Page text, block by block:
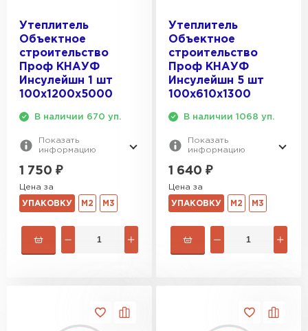
Утеплитель
Объектное
строительство
Проф КНАУФ
Инсулейшн 1 шт
100х1200х5000
В наличии 670 уп.
Показать
информацию
1 750 ₽
Цена за
УПАКОВКУ М2 М3
Утеплитель
Объектное
строительство
Проф КНАУФ
Инсулейшн 5 шт
100х610х1300
В наличии 1068 уп.
Показать
информацию
1 640 ₽
Цена за
УПАКОВКУ М2 М3
Утеплитель Isover
ПЕРЕЙТИ
Утеплитель Paroc
ПЕРЕЙТИ
Утеплитель Penoplex